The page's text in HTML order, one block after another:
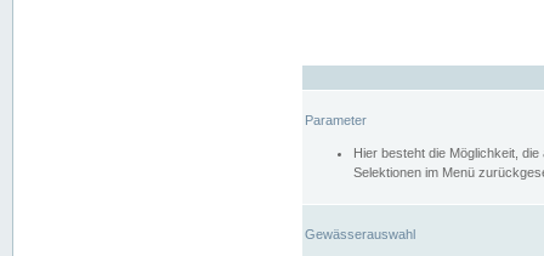
Parameter
Hier besteht die Möglichkeit,
Selektionen im Menü
Gewässerauswahl